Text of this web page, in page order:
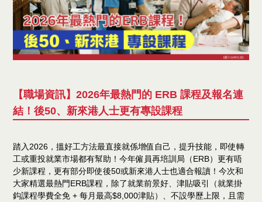
【職場資訊】2026年最熱門的 ERB 課程及報名連
結！後50、新來港人士更有專設課程
踏入2026，搵好工方法最直接就係增值自己，提升技能，即使轉
工或重投就業市場都有幫助！今年僱員再培訓局（ERB）更有唔
少新課程，更有部分即使後50或新來港人士也適合報讀！今次和
大家精選最熱門ERB課程，除了就業前景好、津貼吸引（就業掛
鈎課程學費全免 + 每月最高$8,000津貼）、不設學歷上限，且需